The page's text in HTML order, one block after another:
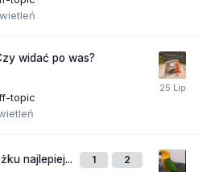
widać po was?
topic
najlepiej... 1 2